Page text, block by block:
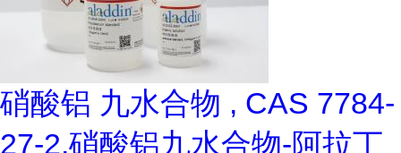
硝酸铝 九水合物 , CAS 7784-
27-2,硝酸铝九水合物-阿拉丁